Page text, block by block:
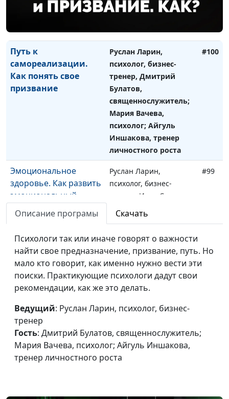
психолог; Айгуль
личностного роста
Путь к
самореализации.
Как понять свое
призвание
Руслан Ларин,
психолог, бизнес-
тренер, Дмитрий
Булатов,
священнослужитель;
Мария Вачева,
психолог; Айгуль
Иншакова, тренер
личностного роста
#100
Эмоциональное
здоровье. Как развить
эмоциональный
интеллект?
Руслан Ларин,
психолог, бизнес-
тренер, Иван Соклаков,
психолог, арт -
терапевт, тренер
личностного роста
#99
Эмоциональное
здоровье. Как
оптимизировать свой
мозг?
Руслан Ларин,
психолог, бизнес-
тренер, Иван Соклаков,
Вачева, психолог;
Айгуль Иншакова,
Описание програмы Скачать
Психологи так или иначе говорят о важности
найти свое предназначение, призвание, путь. Но
мало кто говорит, как именно нужно вести эти
поиски. Практикующие психологи дадут свои
рекомендации, как же это делать.
Ведущий: Руслан Ларин, психолог, бизнес-
тренер
Гость: Дмитрий Булатов, священнослужитель;
Мария Вачева, психолог; Айгуль Иншакова,
тренер личностного роста